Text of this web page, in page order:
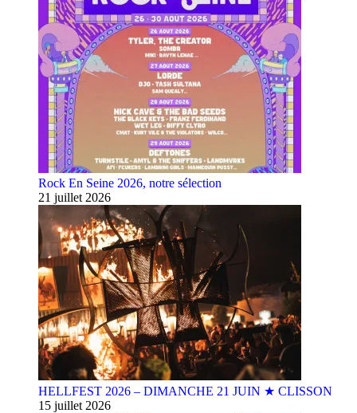
Rock En Seine 2026, notre sélection
21 juillet 2026
HELLFEST 2026 – DIMANCHE 21 JUIN ★ CLISSON
15 juillet 2026